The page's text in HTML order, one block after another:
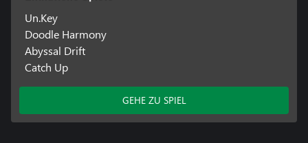
Un.Key
Doodle Harmony
Abyssal Drift
Catch Up
GEHE ZU SPIEL